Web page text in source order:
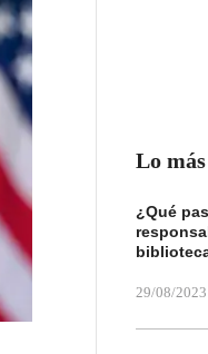
Lo
¿Qué
29/08/2023